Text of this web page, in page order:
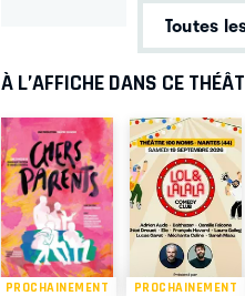
Toutes
À L’AFFICHE DANS CE
PROCHAINEMENT PROCHAINEMENT